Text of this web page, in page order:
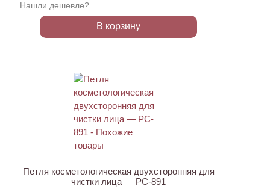
Нашли дешевле?
В корзину
Петля косметологическая двухсторонняя для
чистки лица — PC-891